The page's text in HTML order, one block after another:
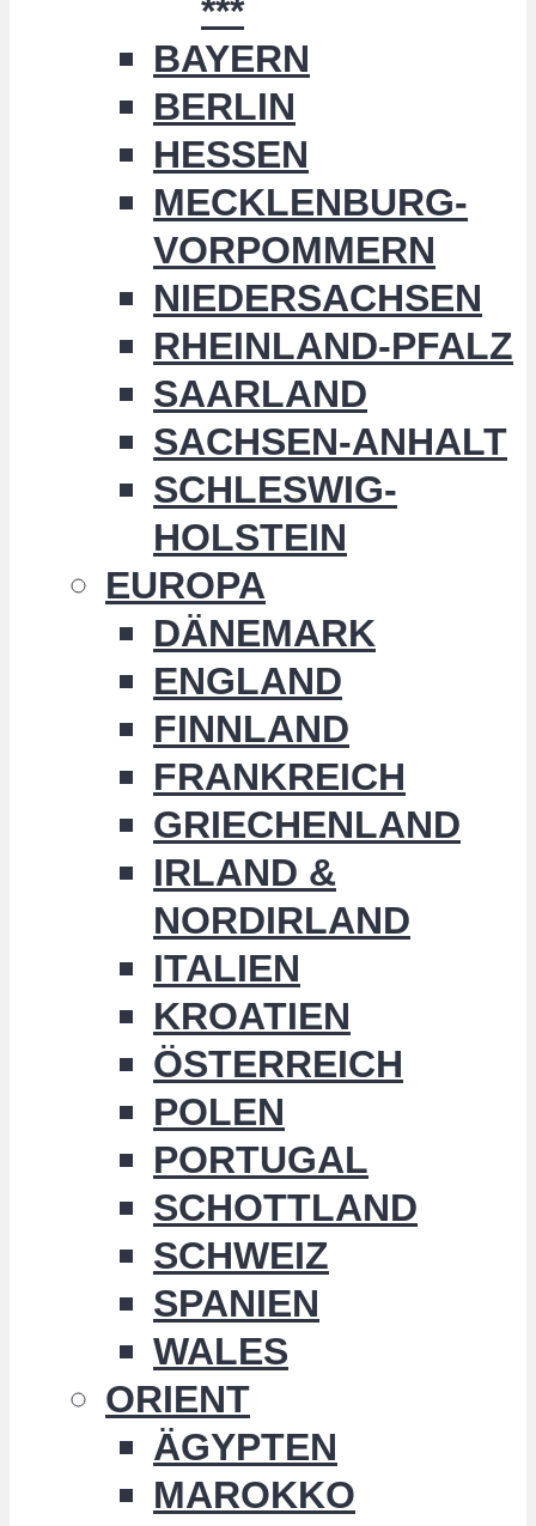
***
BAYERN
BERLIN
HESSEN
MECKLENBURG-
VORPOMMERN
NIEDERSACHSEN
RHEINLAND-PFALZ
SAARLAND
SACHSEN-ANHALT
SCHLESWIG-
HOLSTEIN
EUROPA
DÄNEMARK
ENGLAND
FINNLAND
FRANKREICH
GRIECHENLAND
IRLAND &
NORDIRLAND
ITALIEN
KROATIEN
ÖSTERREICH
POLEN
PORTUGAL
SCHOTTLAND
SCHWEIZ
SPANIEN
WALES
ORIENT
ÄGYPTEN
MAROKKO